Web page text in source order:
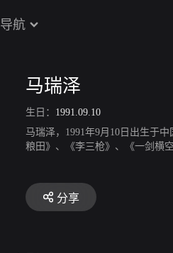
导航
马瑞泽
生日： 1991.09.10
马瑞泽，1991年9月10日出生于
粮田》、《李三枪》、《一剑横
分享